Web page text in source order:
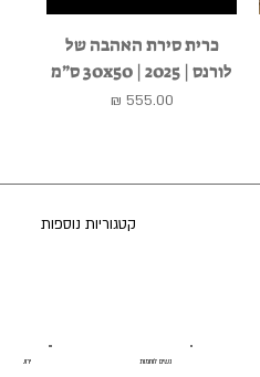
כרית סירת האהבה של
לורנס | 2025 | 30x50 ס״מ
מחיר
קטגוריות נוספות
נשים לוחמות ירושלים